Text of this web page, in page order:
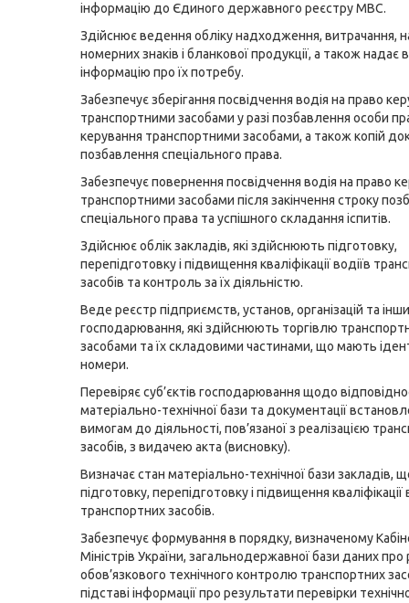
інформацію до Єдиного державного реєстру МВС.
Здійснює ведення обліку надходження, витрачання,
номерних знаків і бланкової продукції, а також
інформацію про їх потребу.
Забезпечує зберігання посвідчення водія на право
транспортними засобами у разі позбавлення особи
керування транспортними засобами, а також копій
позбавлення спеціального права.
Забезпечує повернення посвідчення водія на право
транспортними засобами після закінчення строку
спеціального права та успішного складання іспитів.
Здійснює облік закладів, які здійснюють підготовку,
перепідготовку і підвищення кваліфікації водіїв
засобів та контроль за їх діяльністю.
Веде реєстр підприємств, установ, організацій та
господарювання, які здійснюють торгівлю
засобами та їх складовими частинами, що мають
номери.
Перевіряє суб’єктів господарювання щодо
матеріально-технічної бази та документації
вимогам до діяльності, пов’язаної з реалізацією
засобів, з видачею акта (висновку).
Визначає стан матеріально-технічної бази закладів,
підготовку, перепідготовку і підвищення кваліфікації
транспортних засобів.
Забезпечує формування в порядку, визначеному
Міністрів України, загальнодержавної бази даних
обов’язкового технічного контролю транспортних
підставі інформації про результати перевірки